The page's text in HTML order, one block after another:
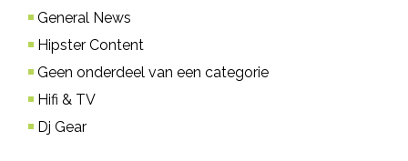
General News
Hipster Content
Geen onderdeel van een categorie
Hifi & TV
Dj Gear